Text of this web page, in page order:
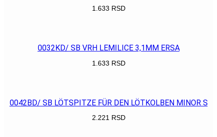
1.633 RSD
0032KD/ SB VRH LEMILICE 3,1MM ERSA
1.633 RSD
0042BD/ SB LÖTSPITZE FÜR DEN LÖTKOLBEN MINOR S
2.221 RSD